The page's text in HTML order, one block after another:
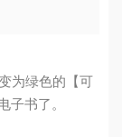
为绿色的【可
子书了。